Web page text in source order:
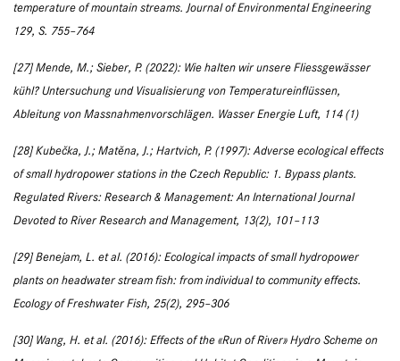
temperature of mountain streams. Journal of Environmental Engineering
129, S. 755–764
[27] Mende, M.; Sieber, P. (2022): Wie halten wir unsere Fliessgewässer
kühl? Untersuchung und Visualisierung von Temperatureinflüssen,
Ableitung von Massnahmenvorschlägen. Wasser Energie Luft, 114 (1)
[28] Kubečka, J.; Matěna, J.; Hartvich, P. (1997): Adverse ecological effects
of small hydropower stations in the Czech Republic: 1. Bypass plants.
Regulated Rivers: Research & Management: An International Journal
Devoted to River Research and Management, 13(2), 101–113
[29] Benejam, L. et al. (2016): Ecological impacts of small hydropower
plants on headwater stream fish: from individual to community effects.
Ecology of Freshwater Fish, 25(2), 295–306
[30] Wang, H. et al. (2016): Effects of the «Run of River» Hydro Scheme on